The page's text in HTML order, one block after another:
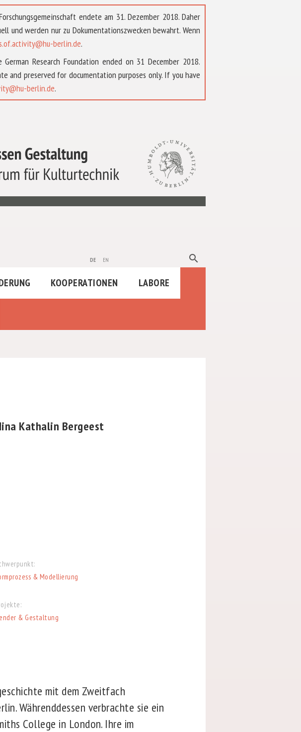
endete am 31. Dezember 2018. Daher
und werden nur zu Dokumentationszwecken bewahrt. Wenn
berlin.de.
Research Foundation ended on 31 December 2018.
and preserved for documentation purposes only. If you have
berlin.de.
de en search
KOOPERATIONEN LABORE
Kathalin Bergeest
& Modellierung
& Gestaltung
mit dem Zweitfach
Währenddessen verbrachte sie ein
College in London. Ihre im